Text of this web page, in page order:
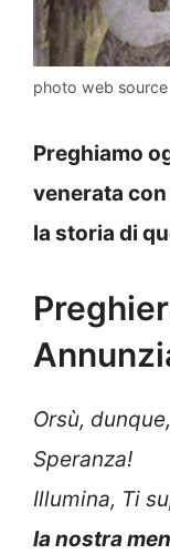
photo web source
Preghiamo
venerata
la storia di
Orsù,
Speranza!
Illumina, Ti
la nostra